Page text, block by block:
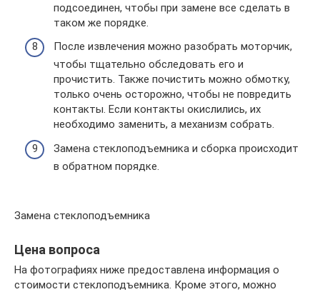
подсоединен, чтобы при замене все сделать в
таком же порядке.
После извлечения можно разобрать моторчик,
чтобы тщательно обследовать его и
прочистить. Также почистить можно обмотку,
только очень осторожно, чтобы не повредить
контакты. Если контакты окислились, их
необходимо заменить, а механизм собрать.
Замена стеклоподъемника и сборка происходит
в обратном порядке.
Замена стеклоподъемника
Цена вопроса
На фотографиях ниже предоставлена информация о
стоимости стеклоподъемника. Кроме этого, можно